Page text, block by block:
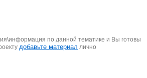
по данной тематике и Вы готовы
добавьте материал лично